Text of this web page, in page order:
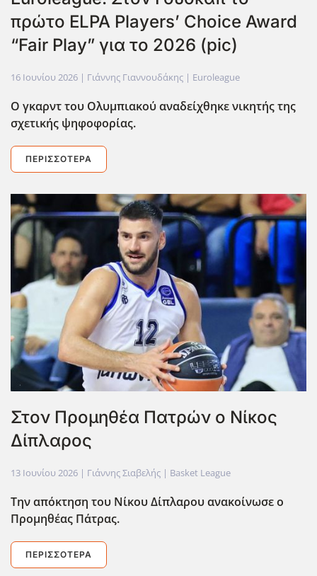
πρώτο ELPA Players’ Choice Award
“Fair Play” για το 2026 (pic)
16 Ιουνίου 2026 | Γιάννης Γιαννουδάκης | Euroleague
Ο γκαρντ του Ολυμπιακού αναδείχθηκε νικητής της
σχετικής ψηφοφορίας.
ΠΕΡΙΣΣΌΤΕΡΑ
Στον Προμηθέα Πατρών ο Νίκος
Δίπλαρος
13 Ιουνίου 2026 | Γιάννης Σιαβελής | Basket League
Την απόκτηση του Νίκου Δίπλαρου ανακοίνωσε ο
Προμηθέας Πάτρας.
ΠΕΡΙΣΣΌΤΕΡΑ